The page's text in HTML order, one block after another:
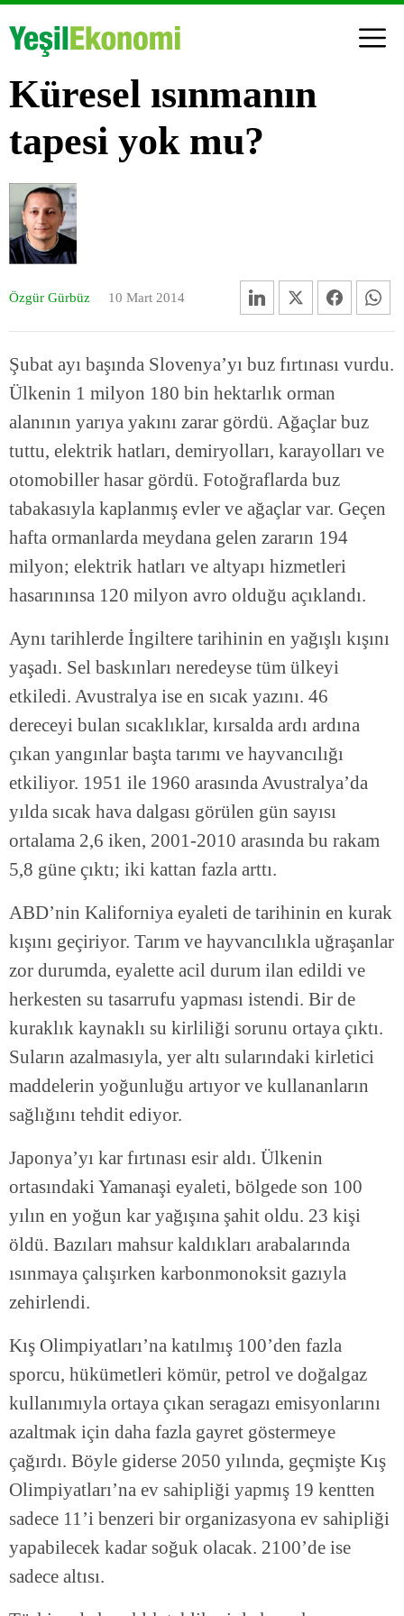
Küresel ısınmanın
tapesi yok mu?
Özgür Gürbüz 10 Mart 2014
Şubat ayı başında Slovenya’yı buz fırtınası vurdu.
Ülkenin 1 milyon 180 bin hektarlık orman
alanının yarıya yakını zarar gördü. Ağaçlar buz
tuttu, elektrik hatları, demiryolları, karayolları ve
otomobiller hasar gördü. Fotoğraflarda buz
tabakasıyla kaplanmış evler ve ağaçlar var. Geçen
hafta ormanlarda meydana gelen zararın 194
milyon; elektrik hatları ve altyapı hizmetleri
hasarınınsa 120 milyon avro olduğu açıklandı.
Aynı tarihlerde İngiltere tarihinin en yağışlı kışını
yaşadı. Sel baskınları neredeyse tüm ülkeyi
etkiledi. Avustralya ise en sıcak yazını. 46
dereceyi bulan sıcaklıklar, kırsalda ardı ardına
çıkan yangınlar başta tarımı ve hayvancılığı
etkiliyor. 1951 ile 1960 arasında Avustralya’da
yılda sıcak hava dalgası görülen gün sayısı
ortalama 2,6 iken, 2001-2010 arasında bu rakam
5,8 güne çıktı; iki kattan fazla arttı.
ABD’nin Kaliforniya eyaleti de tarihinin en kurak
kışını geçiriyor. Tarım ve hayvancılıkla uğraşanlar
zor durumda, eyalette acil durum ilan edildi ve
herkesten su tasarrufu yapması istendi. Bir de
kuraklık kaynaklı su kirliliği sorunu ortaya çıktı.
Suların azalmasıyla, yer altı sularındaki kirletici
maddelerin yoğunluğu artıyor ve kullananların
sağlığını tehdit ediyor.
Japonya’yı kar fırtınası esir aldı. Ülkenin
ortasındaki Yamanaşi eyaleti, bölgede son 100
yılın en yoğun kar yağışına şahit oldu. 23 kişi
öldü. Bazıları mahsur kaldıkları arabalarında
ısınmaya çalışırken karbonmonoksit gazıyla
zehirlendi.
Kış Olimpiyatları’na katılmış 100’den fazla
sporcu, hükümetleri kömür, petrol ve doğalgaz
kullanımıyla ortaya çıkan seragazı emisyonlarını
azaltmak için daha fazla gayret göstermeye
çağırdı. Böyle giderse 2050 yılında, geçmişte Kış
Olimpiyatları’na ev sahipliği yapmış 19 kentten
sadece 11’i benzeri bir organizasyona ev sahipliği
yapabilecek kadar soğuk olacak. 2100’de ise
sadece altısı.